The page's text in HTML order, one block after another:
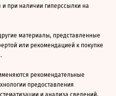
и при наличии гиперссылки на
материалы, представленные
или рекомендацией к покупке
рекомендательные
предоставления
и анализа сведений,